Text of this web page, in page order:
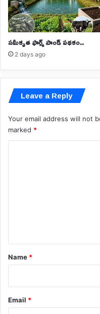
సమీకృత ఫార్మ్ పాండ్ పథకం..
2 days ago
Leave a Reply
Your email address will not
marked *
*
Name *
Email *